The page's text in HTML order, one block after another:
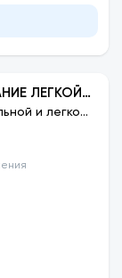
ЛЕГКОЙ
И
и легкой